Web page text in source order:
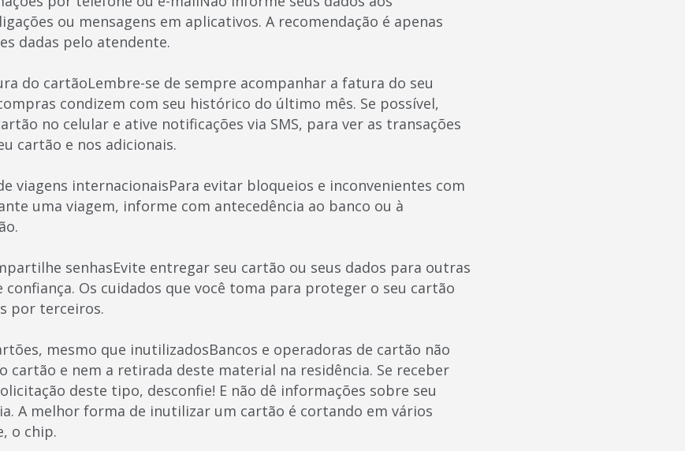
ou mensagens em aplicativos. A recomendação é apenas
dadas pelo atendente.
do cartãoLembre-se de sempre acompanhar a fatura do seu
condizem com seu histórico do último mês. Se possível,
no celular e ative notificações via SMS, para ver as transações
cartão e nos adicionais.
viagens internacionaisPara evitar bloqueios e inconvenientes com
uma viagem, informe com antecedência ao banco ou à
senhasEvite entregar seu cartão ou seus dados para outras
confiança. Os cuidados que você toma para proteger o seu cartão
por terceiros.
mesmo que inutilizadosBancos e operadoras de cartão não
cartão e nem a retirada deste material na residência. Se receber
deste tipo, desconfie! E não dê informações sobre seu
A melhor forma de inutilizar um cartão é cortando em vários
o chip.